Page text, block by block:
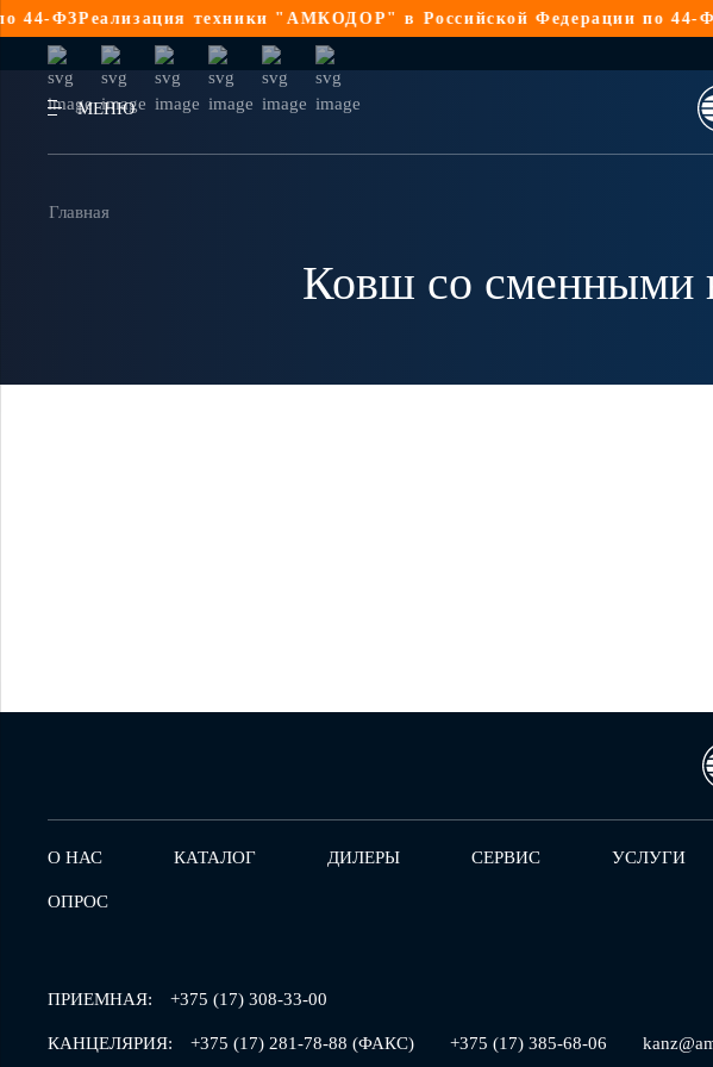
ФЗРеализация техники "АМКОДОР" в Российской Федерации по 44-ФЗ
МЕНЮ
Главная
Ковш со сменными
О НАС КАТАЛОГ ДИЛЕРЫ СЕРВИС УСЛУГИ
ОПРОС
ПРИЕМНАЯ: +375 (17) 308-33-00
КАНЦЕЛЯРИЯ: +375 (17) 281-78-88 (ФАКС) +375 (17) 385-68-06